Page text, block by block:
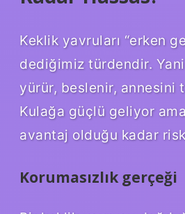
Keklik yavruları “erken
dediğimiz türdendir.
yürür, beslenir, annesini
Kulağa güçlü geliyor
avantaj olduğu kadar
Korumasızlık gerçeği